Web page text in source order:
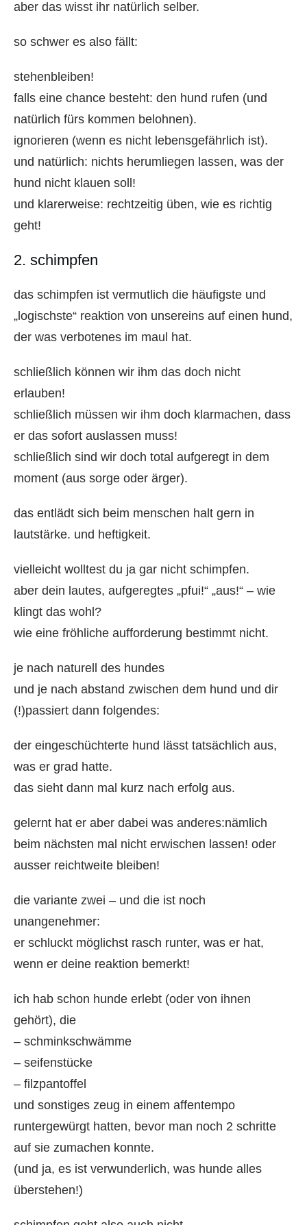
aber das wisst ihr natürlich selber.
so schwer es also fällt:
stehenbleiben!
falls eine chance besteht: den hund rufen (und
natürlich fürs kommen belohnen).
ignorieren (wenn es nicht lebensgefährlich ist).
und natürlich: nichts herumliegen lassen, was der
hund nicht klauen soll!
und klarerweise: rechtzeitig üben, wie es richtig
geht!
2. schimpfen
das schimpfen ist vermutlich die häufigste und
„logischste“ reaktion von unsereins auf einen hund,
der was verbotenes im maul hat.
schließlich können wir ihm das doch nicht
erlauben!
schließlich müssen wir ihm doch klarmachen, dass
er das sofort auslassen muss!
schließlich sind wir doch total aufgeregt in dem
moment (aus sorge oder ärger).
das entlädt sich beim menschen halt gern in
lautstärke. und heftigkeit.
vielleicht wolltest du ja gar nicht schimpfen.
aber dein lautes, aufgeregtes „pfui!“ „aus!“ – wie
klingt das wohl?
wie eine fröhliche aufforderung bestimmt nicht.
je nach naturell des hundes
und je nach abstand zwischen dem hund und dir
(!)passiert dann folgendes:
der eingeschüchterte hund lässt tatsächlich aus,
was er grad hatte.
das sieht dann mal kurz nach erfolg aus.
gelernt hat er aber dabei was anderes:nämlich
beim nächsten mal nicht erwischen lassen! oder
ausser reichtweite bleiben!
die variante zwei – und die ist noch
unangenehmer:
er schluckt möglichst rasch runter, was er hat,
wenn er deine reaktion bemerkt!
ich hab schon hunde erlebt (oder von ihnen
gehört), die
– schminkschwämme
– seifenstücke
– filzpantoffel
und sonstiges zeug in einem affentempo
runtergewürgt hatten, bevor man noch 2 schritte
auf sie zumachen konnte.
(und ja, es ist verwunderlich, was hunde alles
überstehen!)